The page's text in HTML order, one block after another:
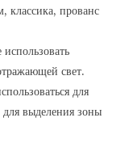
классика, прованс
свет.
для
выделения зоны